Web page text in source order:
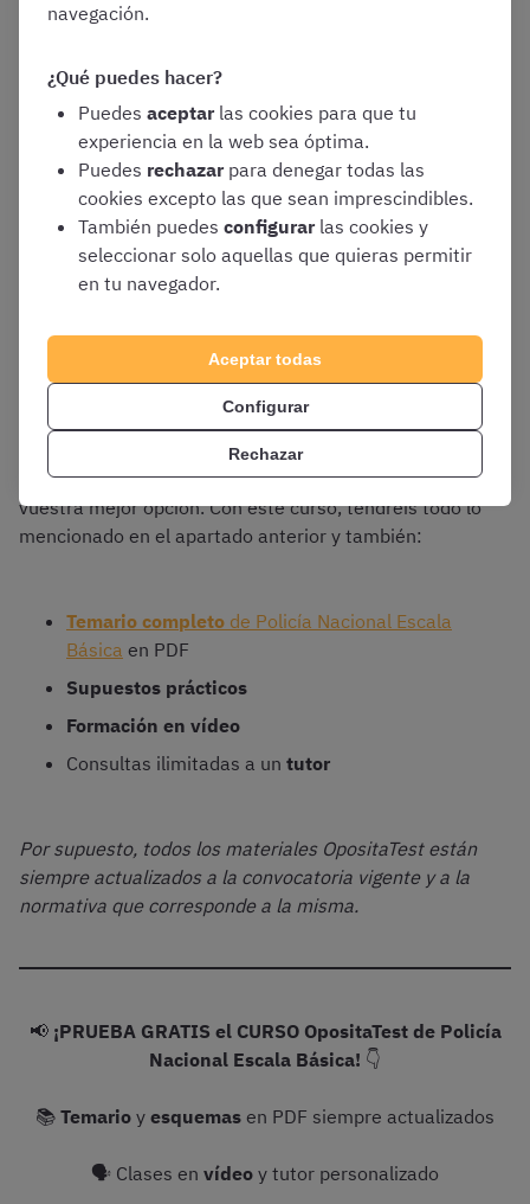
Avisos decambios legislativos
Sin duda, estos recursos os harán más fácil preparar la
oposición. Además, si establecéis
un buen plan de
estudios y una organización podréis comprobar vuestros
avances y ver si necesitáis hacer alguna modificación.
Preparación integral de Policía
Nacional Escala Básica 2026
preparación integral para Policía
Nacional Escala Básica, el curso de OpositaTest es
vuestra mejor opción. Con este curso, tendréis todo lo
mencionado en el apartado anterior y también:
Temario completo de Policía Nacional Escala
Básica en PDF
Supuestos prácticos
Formación en vídeo
Consultas ilimitadas a un tutor
Por supuesto, todos los materiales OpositaTest están
siempre actualizados a la convocatoria vigente y a la
normativa que corresponde a la misma.
📢 ¡PRUEBA GRATIS el CURSO OpositaTest de Policía
Nacional Escala Básica! 👇
📚 Temario y esquemas en PDF siempre actualizados
🗣 Clases en vídeo y tutor personalizado
navegación.
¿Qué puedes hacer?
Puedes aceptar las cookies para que tu
experiencia en la web sea óptima.
Puedes rechazar para denegar todas las
cookies excepto las que sean imprescindibles.
También puedes configurar las cookies y
seleccionar solo aquellas que quieras permitir
en tu navegador.
Aceptar todas
Configurar
Rechazar